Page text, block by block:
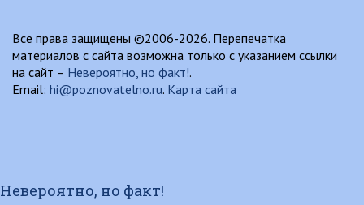
Все права защищены ©2006-2026. Перепечатка
материалов с сайта возможна только с указанием ссылки
на сайт – Невероятно, но факт!.
Email: hi@poznovatelno.ru. Карта сайта
Невероятно, но факт!